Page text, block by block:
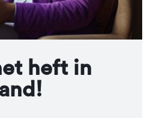
heft in